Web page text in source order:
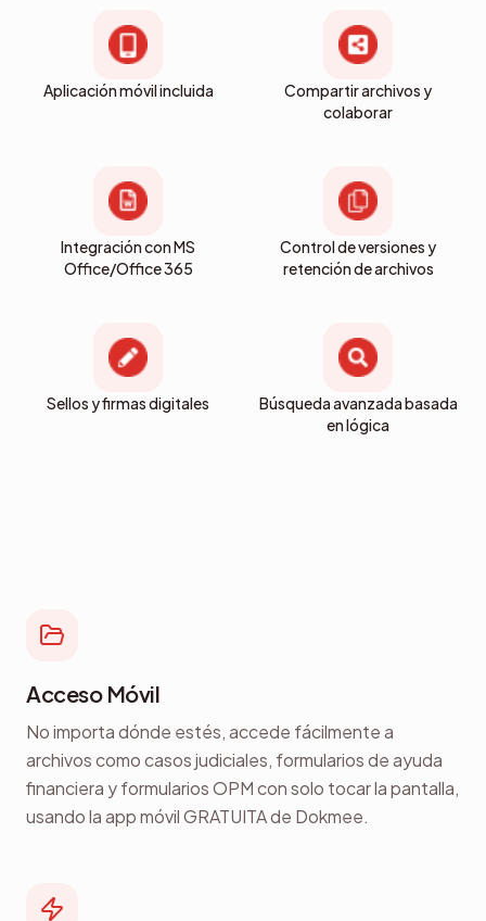
Aplicación móvil incluida
Compartir archivos y
colaborar
Integración con MS
Office/Office 365
Control de versiones y
retención de archivos
Sellos y firmas digitales
Búsqueda avanzada basada
en lógica
Acceso Móvil
No importa dónde estés, accede fácilmente a
archivos como casos judiciales, formularios de ayuda
financiera y formularios OPM con solo tocar la pantalla,
usando la app móvil GRATUITA de Dokmee.